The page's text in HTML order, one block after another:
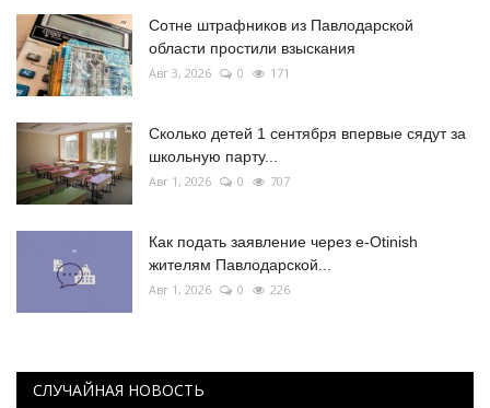
Сотне штрафников из Павлодарской
области простили взыскания
Авг 3, 2026 0 171
Сколько детей 1 сентября впервые сядут за
школьную парту...
Авг 1, 2026 0 707
Как подать заявление через e-Otinish
жителям Павлодарской...
Авг 1, 2026 0 226
СЛУЧАЙНАЯ НОВОСТЬ